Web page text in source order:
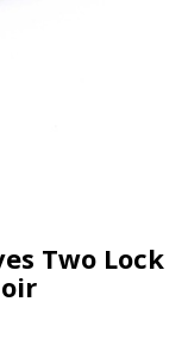
Two Lock